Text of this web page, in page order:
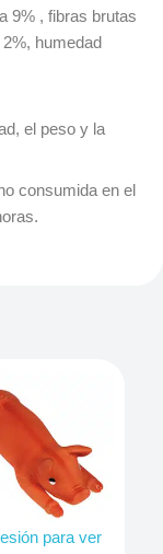
9% , fibras brutas
humedad
el peso y la
consumida en el
para ver